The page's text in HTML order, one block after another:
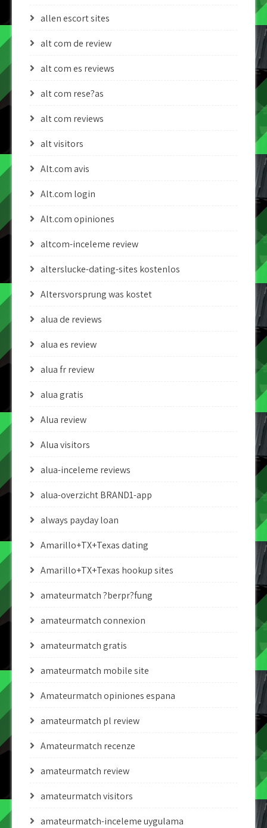
allen escort sites
alt com de review
alt com es reviews
alt com rese?as
alt com reviews
alt visitors
Alt.com avis
Alt.com login
Alt.com opiniones
altcom-inceleme review
alterslucke-dating-sites kostenlos
Altersvorsprung was kostet
alua de reviews
alua es review
alua fr review
alua gratis
Alua review
Alua visitors
alua-inceleme reviews
alua-overzicht BRAND1-app
always payday loan
Amarillo+TX+Texas dating
Amarillo+TX+Texas hookup sites
amateurmatch ?berpr?fung
amateurmatch connexion
amateurmatch gratis
amateurmatch mobile site
Amateurmatch opiniones espana
amateurmatch pl review
Amateurmatch recenze
amateurmatch review
amateurmatch visitors
amateurmatch-inceleme uygulama